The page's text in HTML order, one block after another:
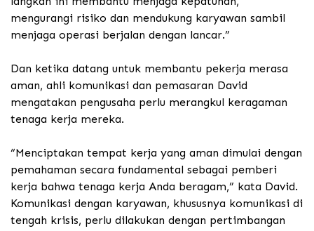
mengurangi risiko dan mendukung karyawan sambil
menjaga operasi berjalan dengan lancar.”
Dan ketika datang untuk membantu pekerja merasa
aman, ahli komunikasi dan pemasaran David
mengatakan pengusaha perlu merangkul keragaman
tenaga kerja mereka.
“Menciptakan tempat kerja yang aman dimulai dengan
pemahaman secara fundamental sebagai pemberi
kerja bahwa tenaga kerja Anda beragam,” kata David.
Komunikasi dengan karyawan, khususnya komunikasi di
tengah krisis, perlu dilakukan dengan pertimbangan